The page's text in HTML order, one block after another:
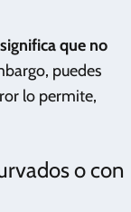
que no
puedes
lo permite,
o con